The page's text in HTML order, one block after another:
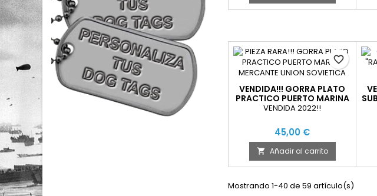
VENDIDA!!! GORRA PLATO
PRACTICO PUERTO MARINA
MERCANTE UNION
VENDIDA 2022!!
45,00 €
 Añadir al carrito
favorite_border
Mostrando 1-40 de 59 artículo(s)